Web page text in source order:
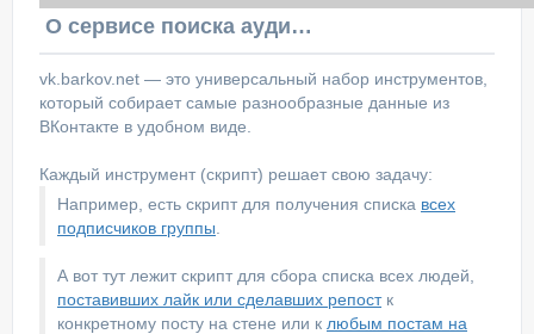
О сервисе поиска аудитории ВКонтакте
vk.barkov.net — это универсальный набор инструментов,
который собирает самые разнообразные данные из
ВКонтакте в удобном виде.
Каждый инструмент (скрипт) решает свою задачу:
Например, есть скрипт для получения списка всех
подписчиков группы
А вот тут лежит скрипт для сбора списка всех людей,
поставивших лайк или сделавших репостк
конкретному посту на стене или к любым постам на